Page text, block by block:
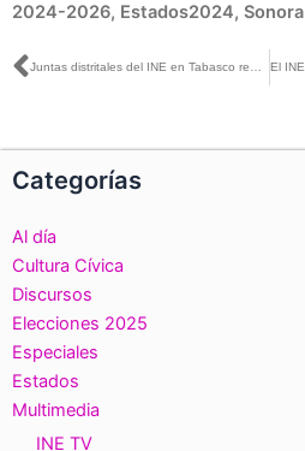
2024-2026, Estados2024, Sonora
Ant Juntas distritales del INE en Tabasco realizan devolución de Lista Nominal de Electores utilizadas el pasado 2 de junio de 2024
Categorías
Al día
Cultura Cívica
Discursos
Elecciones 2025
Especiales
Estados
Multimedia
INE TV